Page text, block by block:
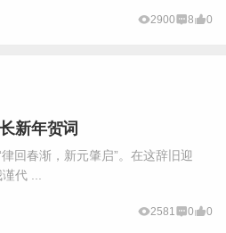
2900 8 0
新年贺词
春渐，新元肇启”。在这辞旧迎
代 ...
2581 0 0